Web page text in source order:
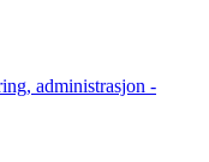
administrasjon -